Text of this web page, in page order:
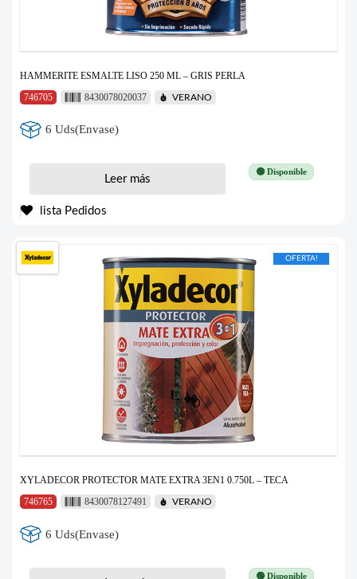
HAMMERITE ESMALTE LISO 250 ML – GRIS PERLA
746705
8430078020037 VERANO
6 Uds(Envase)
🟢 Disponible
Leer más
lista Pedidos
OFERTA!
XYLADECOR PROTECTOR MATE EXTRA 3EN1 0.750L – TECA
746765
8430078127491 VERANO
6 Uds(Envase)
🟢 Disponible